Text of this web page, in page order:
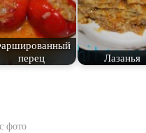
перец
Лазанья
фото